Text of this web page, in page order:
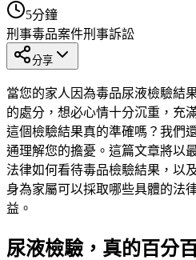
5分鐘
刑事毒品案件刑事訴訟
分享
當您的家人因為毒品尿液檢驗結
的處分，想必心情十分沉重，充
這個檢驗結果真的準確嗎？我們
通理解您的擔憂。這篇文章將以
法律如何看待毒品檢驗結果，以
身為家屬可以採取哪些具體的法
益。
尿液檢驗，真的百分